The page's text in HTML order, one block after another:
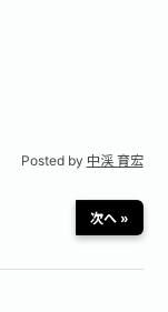
Posted by 中渓 育宏
次へ »